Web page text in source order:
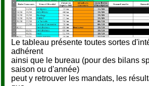
Le tableau présente toutes sortes
adhérent
ainsi que le bureau (pour des bilans
saison ou d'année)
peut y retrouver les mandats, les